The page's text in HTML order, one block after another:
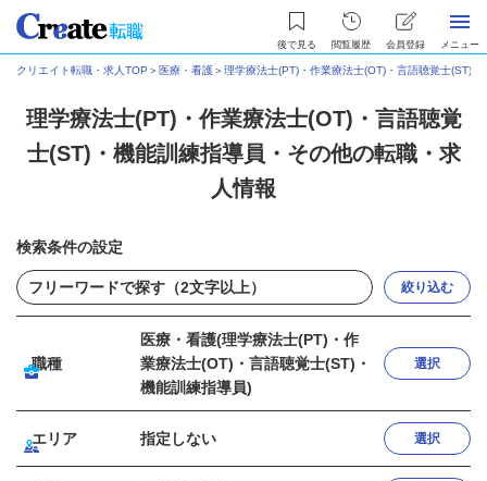
後で見る 閲覧履歴 会員登録 メニュー
クリエイト転職・求人TOP ＞ 医療・看護＞理学療法士(PT)・作業療法士(OT)・言語聴覚士(ST)・
理学療法士(PT)・作業療法士(OT)・言語聴覚
士(ST)・機能訓練指導員・その他の転職・求
人情報
検索条件の設定
絞り込む
職種
医療・看護(理学療法士(PT)・作
業療法士(OT)・言語聴覚士(ST)・
機能訓練指導員)
選択
エリア 指定しない 選択